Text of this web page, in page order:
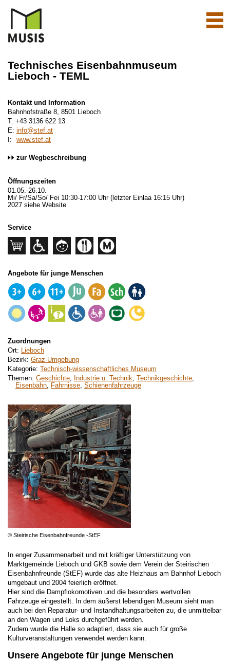
Technisches Eisenbahnmuseum
Lieboch - TEML
Kontakt und Information
Bahnhofstraße 8, 8501 Lieboch
T: +43 3136 622 13
E: info@stef.at
I:
www.stef.at
zur Wegbeschreibung
Öffnungszeiten
01.05.-26.10.
Mi/ Fr/Sa/So/ Fei 10:30-17:00 Uhr (letzter Einlaa 16:15 Uhr)
2027 siehe Website
Service
Angebote für junge Menschen
Zuordnungen
Ort:
Lieboch
Bezirk: Graz-Umgebung
Kategorie: Technisch-wissenschaftliches Museum
Themen: Geschichte Industrie u. Technik Technikgeschichte
Eisenbahn
Fahrnisse Schienenfahrzeuge
© Steirische Eisenbahnfreunde -StEF
In enger Zusammenarbeit und mit kräftiger Unterstützung von
Marktgemeinde Lieboch und GKB sowie dem Verein der Steirischen
Eisenbahnfreunde (StEF) wurde das alte Heizhaus am Bahnhof Lieboch
umgebaut und 2004 feierlich eröffnet.
Hier sind die Dampflokomotiven und die besonders wertvollen
Fahrzeuge eingestellt. In dem äußerst lebendigen Museum sieht man
auch bei den Reparatur- und Instandhaltungsarbeiten zu, die unmittelbar
an den Wagen und Loks durchgeführt werden.
Zudem wurde die Halle so adaptiert, dass sie auch für große
Kulturveranstaltungen verwendet werden kann.
Unsere Angebote für junge Menschen